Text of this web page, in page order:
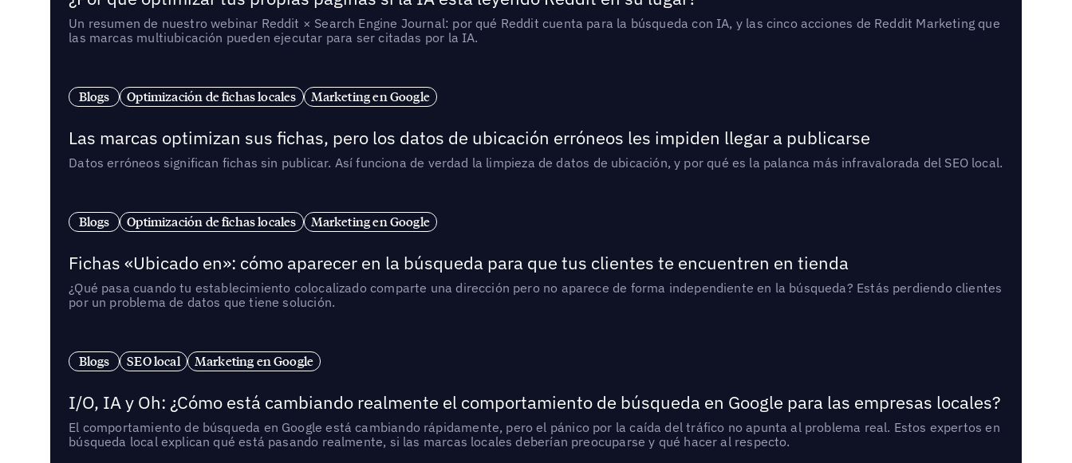
Un resumen de nuestro webinar Reddit × Search Engine Journal: por qué Reddit cuenta para la búsqueda con IA, y las cinco acciones de Reddit Marketing que
las marcas multiubicación pueden ejecutar para ser citadas por la IA.
Blogs Optimización de fichas locales Marketing en Google
Las marcas optimizan sus fichas, pero los datos de ubicación erróneos les impiden llegar a publicarse
Datos erróneos significan fichas sin publicar. Así funciona de verdad la limpieza de datos de ubicación, y por qué es la palanca más infravalorada del SEO local.
Blogs Optimización de fichas locales Marketing en Google
Fichas «Ubicado en»: cómo aparecer en la búsqueda para que tus clientes te encuentren en tienda
¿Qué pasa cuando tu establecimiento colocalizado comparte una dirección pero no aparece de forma independiente en la búsqueda? Estás perdiendo clientes
por un problema de datos que tiene solución.
Blogs SEO local Marketing en Google
I/O, IA y Oh: ¿Cómo está cambiando realmente el comportamiento de búsqueda en Google para las empresas locales?
El comportamiento de búsqueda en Google está cambiando rápidamente, pero el pánico por la caída del tráfico no apunta al problema real. Estos expertos en
búsqueda local explican qué está pasando realmente, si las marcas locales deberían preocuparse y qué hacer al respecto.